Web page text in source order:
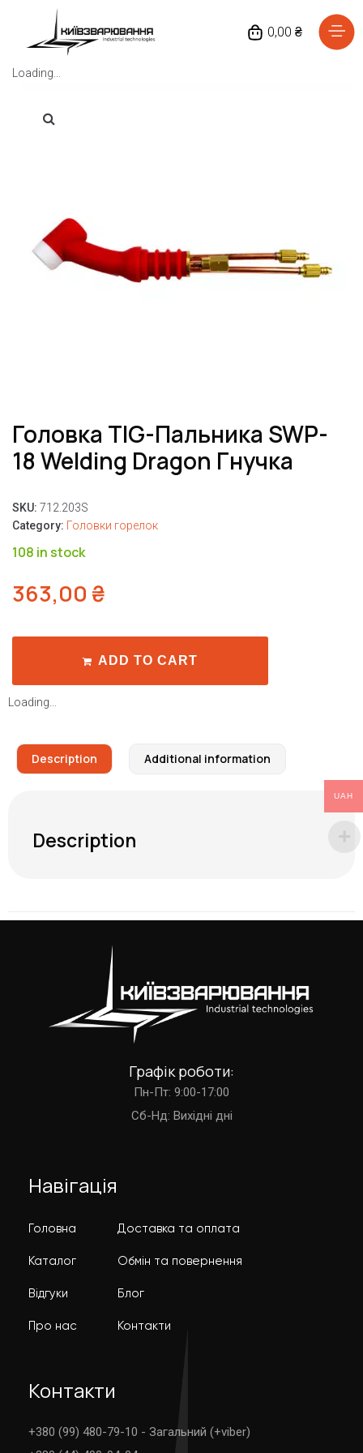
0,00 ₴
Loading...
Головка TIG-Пальника SWP-
18 Welding Dragon Гнучка
SKU: 712.203S
Category: Головки горелок
108 in stock
363,00 ₴
ADD TO CART
Loading...
Description Additional information
Description
Графік роботи:
Пн-Пт: 9:00-17:00
Cб-Нд: Вихідні дні
Навігація
Головна
Каталог
Відгуки
Про нас
Доставка та оплата
Обмін та повернення
Блог
Контакти
Контакти
+380 (99) 480-79-10 - Загальний (+viber)
Про нас
Доставка та оплата
Повернення та обмін
UAH